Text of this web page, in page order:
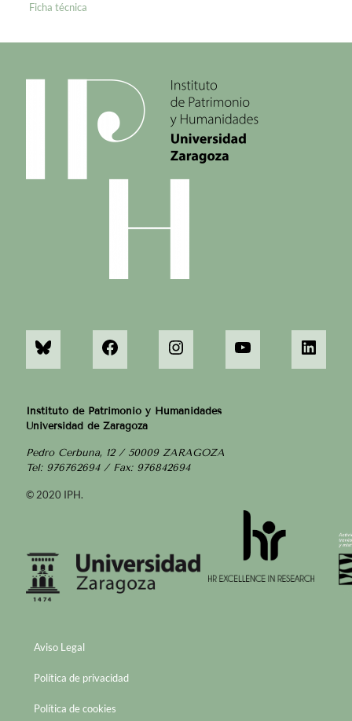
Ficha técnica
Instituto de Patrimonio y Humanidades
Universidad de Zaragoza
Pedro Cerbuna, 12 / 50009 ZARAGOZA
Tel: 976762694 / Fax: 976842694
© 2020 IPH.
Aviso Legal
Política de privacidad
Política de cookies